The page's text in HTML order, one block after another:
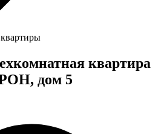
квартира
дом 5